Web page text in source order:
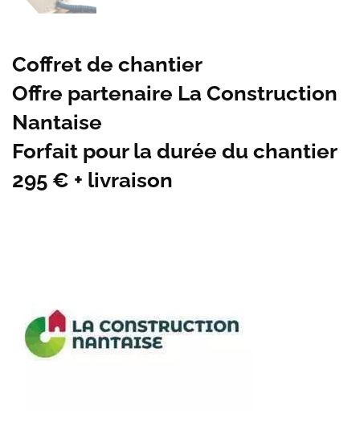
Coffret de chantier
Offre partenaire La Construction
Nantaise
Forfait pour la durée du chantier
295 € + livraison